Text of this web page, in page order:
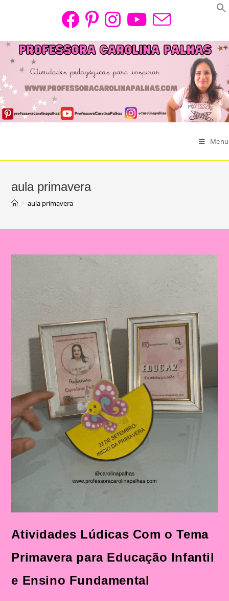
Menu
aula primavera
> aula primavera
Atividades Lúdicas Com o Tema
Primavera para Educação Infantil
e Ensino Fundamental